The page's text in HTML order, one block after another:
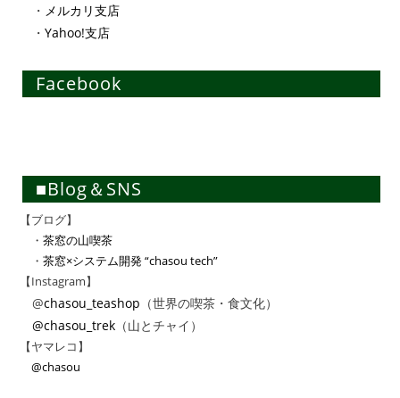
・ メルカリ支店
・Yahoo!支店
Facebook
■Blog＆SNS
【ブログ】
・茶窓の山喫茶
・茶窓×システム開発 “chasou tech”
【Instagram】
@chasou_teashop （世界の喫茶・食文化）
@chasou_trek （山とチャイ）
【ヤマレコ】
@chasou